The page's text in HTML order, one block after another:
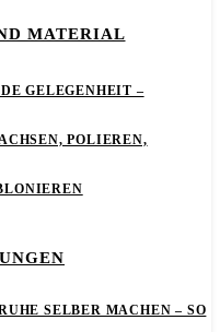
MATERIAL
GELEGENHEIT –
POLIEREN,
SELBER MACHEN – SO